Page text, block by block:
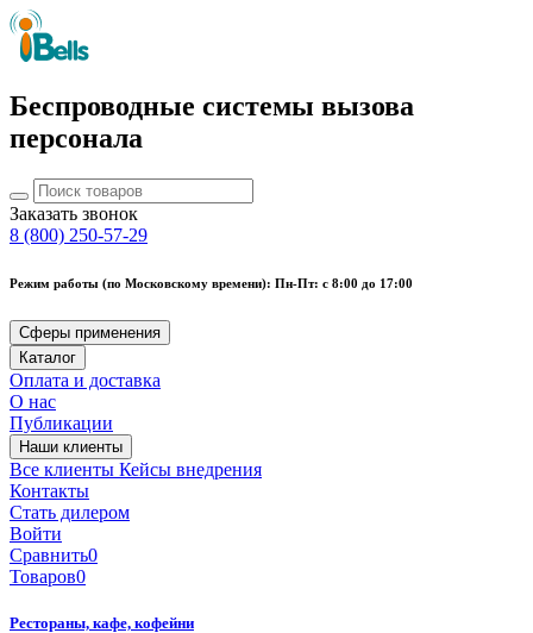
Беспроводные системы вызова
персонала
Заказать звонок
8 (800) 250-57-29
Режим работы (по Московскому времени): Пн-Пт: с 8:00 до 17:00
Сферы применения
Каталог
Оплата и доставка
О нас
Публикации
Наши клиенты
Все клиенты Кейсы внедрения
Контакты
Стать дилером
Войти
Сравнить0
Товаров0
Рестораны, кафе, кофейни